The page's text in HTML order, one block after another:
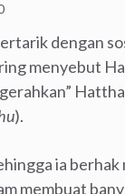
dengan
menyebut
).
ia
membuat